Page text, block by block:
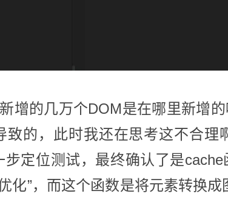
增的几万个DOM是在哪里新增
致的，此时我还在思考这不合理
定位测试，最终确认了是
化”，而这个函数是将元素转换